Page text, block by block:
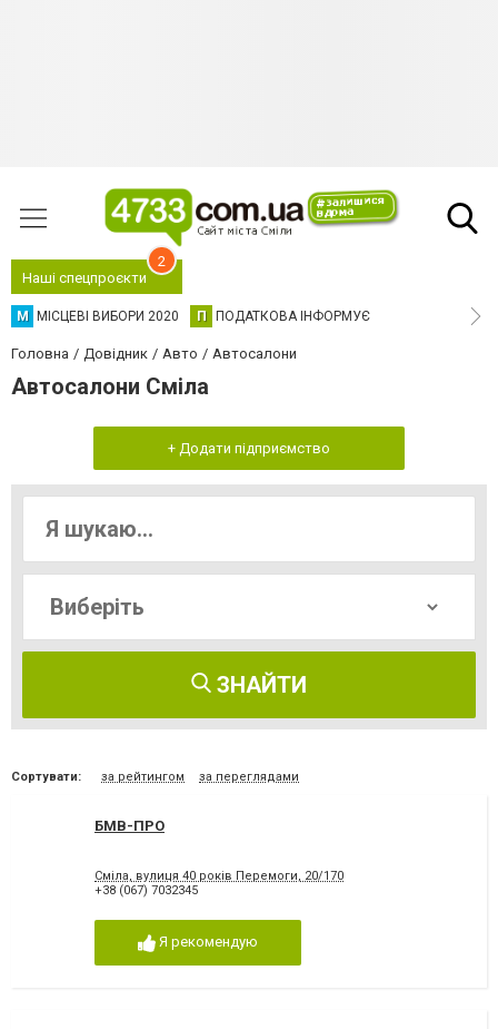
Наші спецпроєкти
2
М МІСЦЕВІ ВИБОРИ 2020 П ПОДАТКОВА ІНФОРМУЄ
Головна Довідник Авто Автосалони
Автосалони Сміла
+ Додати підприємство
ЗНАЙТИ
Сортувати: за рейтингом за переглядами
БМВ-ПРО
Сміла, вулиця 40 років Перемоги, 20/170
+38 (067) 7032345
Я рекомендую